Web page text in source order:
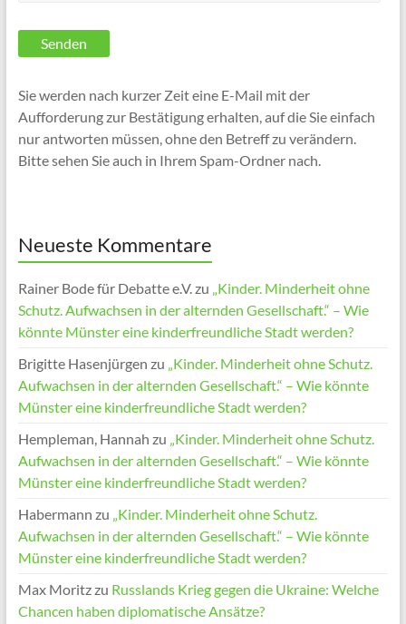
Sie werden nach kurzer Zeit eine E-Mail mit der
Aufforderung zur Bestätigung erhalten, auf die Sie einfach
nur antworten müssen, ohne den Betreff zu verändern.
Bitte sehen Sie auch in Ihrem Spam-Ordner nach.
Neueste Kommentare
Rainer Bode für Debatte e.V.zu „Kinder. Minderheit ohne
Schutz. Aufwachsen in der alternden Gesellschaft.“ – Wie
könnte Münster eine kinderfreundliche Stadt werden?
Brigitte Hasenjürgen zu „Kinder. Minderheit ohne Schutz.
Aufwachsen in der alternden Gesellschaft.“ – Wie könnte
Münster eine kinderfreundliche Stadt werden?
Hempleman, Hannah zu „Kinder. Minderheit ohne Schutz.
Aufwachsen in der alternden Gesellschaft.“ – Wie könnte
Münster eine kinderfreundliche Stadt werden?
Habermann zu „Kinder. Minderheit ohne Schutz.
Aufwachsen in der alternden Gesellschaft.“ – Wie könnte
Münster eine kinderfreundliche Stadt werden?
Max Moritzzu Russlands Krieg gegen die Ukraine: Welche
Chancen haben diplomatische Ansätze?